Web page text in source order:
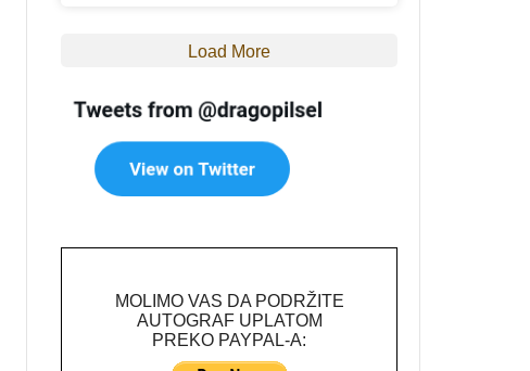
Load More
MOLIMO VAS DA PODRŽITE
AUTOGRAF UPLATOM
PREKO PAYPAL-A: